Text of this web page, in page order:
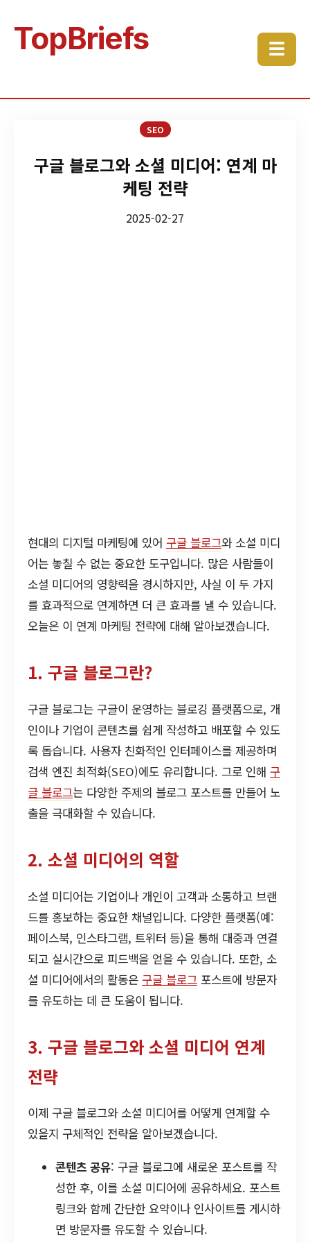
TopBriefs ☰
SEO
구글 블로그와 소셜 미디어: 연계 마
케팅 전략
2025-02-27
현대의 디지털 마케팅에 있어 구글 블로그와 소셜 미디
어는 놓칠 수 없는 중요한 도구입니다. 많은 사람들이
소셜 미디어의 영향력을 경시하지만, 사실 이 두 가지
를 효과적으로 연계하면 더 큰 효과를 낼 수 있습니다.
오늘은 이 연계 마케팅 전략에 대해 알아보겠습니다.
1. 구글 블로그란?
구글 블로그는 구글이 운영하는 블로깅 플랫폼으로, 개
인이나 기업이 콘텐츠를 쉽게 작성하고 배포할 수 있도
록 돕습니다. 사용자 친화적인 인터페이스를 제공하며
검색 엔진 최적화(SEO)에도 유리합니다. 그로 인해 구
글 블로그는 다양한 주제의 블로그 포스트를 만들어 노
출을 극대화할 수 있습니다.
2. 소셜 미디어의 역할
소셜 미디어는 기업이나 개인이 고객과 소통하고 브랜
드를 홍보하는 중요한 채널입니다. 다양한 플랫폼(예:
페이스북, 인스타그램, 트위터 등)을 통해 대중과 연결
되고 실시간으로 피드백을 얻을 수 있습니다. 또한, 소
셜 미디어에서의 활동은 구글 블로그 포스트에 방문자
를 유도하는 데 큰 도움이 됩니다.
3. 구글 블로그와 소셜 미디어 연계
전략
이제 구글 블로그와 소셜 미디어를 어떻게 연계할 수
있을지 구체적인 전략을 알아보겠습니다.
콘텐츠 공유: 구글 블로그에 새로운 포스트를 작
성한 후, 이를 소셜 미디어에 공유하세요. 포스트
링크와 함께 간단한 요약이나 인사이트를 게시하
면 방문자를 유도할 수 있습니다.